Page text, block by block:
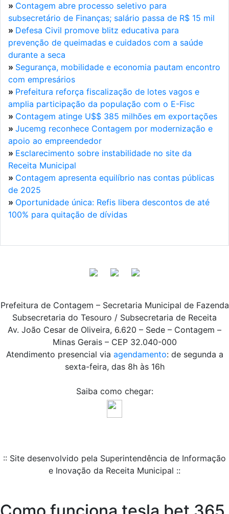
» Contagem abre processo seletivo para
subsecretário de Finanças; salário passa de R$ 15 mil
» Defesa Civil promove blitz educativa para
prevenção de queimadas e cuidados com a saúde
durante a seca
» Segurança, mobilidade e economia pautam encontro
com empresários
» Prefeitura reforça fiscalização de lotes vagos e
amplia participação da população com o E-Fisc
» Contagem atinge U$$ 385 milhões em exportações
» Jucemg reconhece Contagem por modernização e
apoio ao empreendedor
» Esclarecimento sobre instabilidade no site da
Receita Municipal
» Contagem apresenta equilíbrio nas contas públicas
de 2025
» Oportunidade única: Refis libera descontos de até
100% para quitação de dívidas
Prefeitura de Contagem – Secretaria Municipal de Fazenda
Subsecretaria do Tesouro / Subsecretaria de Receita
Av. João Cesar de Oliveira, 6.620 – Sede – Contagem –
Minas Gerais – CEP 32.040-000
Atendimento presencial via agendamento: de segunda a
sexta-feira, das 8h às 16h
Saiba como chegar:
:: Site desenvolvido pela Superintendência de Informação
e Inovação da Receita Municipal ::